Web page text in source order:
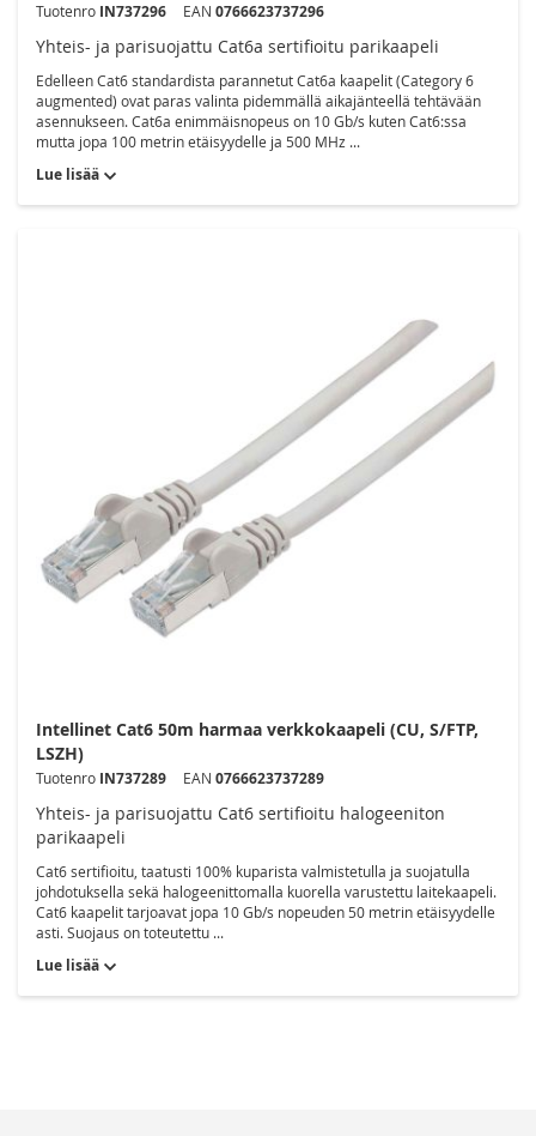
Tuotenro IN737296 EAN 0766623737296
Yhteis- ja parisuojattu Cat6a sertifioitu parikaapeli
Edelleen Cat6 standardista parannetut Cat6a kaapelit (Category 6
augmented) ovat paras valinta pidemmällä aikajänteellä tehtävään
asennukseen. Cat6a enimmäisnopeus on 10 Gb/s kuten Cat6:ssa
mutta jopa 100 metrin etäisyydelle ja 500 MHz ...
Lue lisää
Intellinet Cat6 50m harmaa verkkokaapeli (CU, S/FTP,
LSZH)
Tuotenro IN737289 EAN 0766623737289
Yhteis- ja parisuojattu Cat6 sertifioitu halogeeniton
parikaapeli
Cat6 sertifioitu, taatusti 100% kuparista valmistetulla ja suojatulla
johdotuksella sekä halogeenittomalla kuorella varustettu laitekaapeli.
Cat6 kaapelit tarjoavat jopa 10 Gb/s nopeuden 50 metrin etäisyydelle
asti. Suojaus on toteutettu ...
Lue lisää